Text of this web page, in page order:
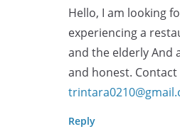
Hello, I am looking
experiencing a
and the elderly And
and honest. Contact
Reply